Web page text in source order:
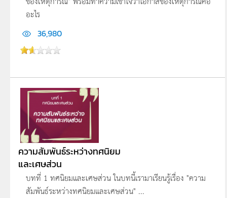
อะไร
36,980
ความสัมพันธ์ระหว่างทศนิยม
และเศษส่วน
บทที่ 1 ทศนิยมและเศษส่วน ในบทนี้เรามาเรียนรู้เรื่อง "ความ
สัมพันธ์ระหว่างทศนิยมและเศษส่วน" ...